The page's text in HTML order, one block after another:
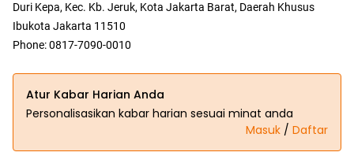
Duri Kepa, Kec. Kb. Jeruk, Kota Jakarta Barat, Daerah Khusus
Ibukota Jakarta 11510
Phone: 0817-7090-0010
Atur Kabar Harian Anda
Personalisasikan kabar harian sesuai minat anda
Masuk / Daftar